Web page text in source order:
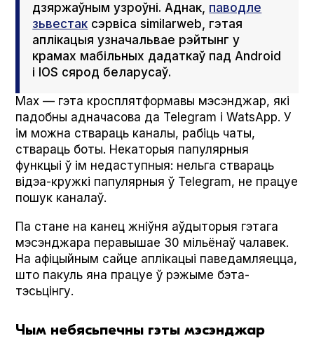
дзяржаўным узроўні. Аднак, паводле
зьвестак сэрвіса sim­i­lar­web, гэтая
аплікацыя узначальвае рэйтынг у
крамах мабільных дадаткаў пад Android
і IOS сярод беларусаў.
Мах — гэта кросплятформавы мэсэнджар, які
падобны адначасова да Telegram і Wat­sApp. У
ім можна ствараць каналы, рабіць чаты,
ствараць боты. Некаторыя папулярныя
функцыі ў ім недаступныя: нельга ствараць
відэа-кружкі папулярныя ў Telegram, не працуе
пошук каналаў.
Па стане на канец жніўня аўдыторыя гэтага
мэсэнджара перавышае 30 мільёнаў чалавек.
На афіцыйным сайце аплікацыі паведамляецца,
што пакуль яна працуе ў рэжыме бэта-
тэсьцінгу.
Чым небясьпечны гэты мэсэнджар